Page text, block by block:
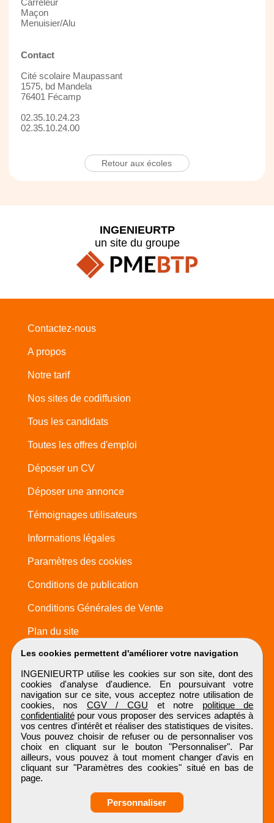
Maçon
Menuisier/Alu
Contact
Cité scolaire Maupassant
1575, bd Mandela
76401 Fécamp
02.35.10.24.23
02.35.10.24.00
Retour aux écoles
Les cookies permettent d'améliorer votre navigation
INGENIEURTP utilise les cookies sur son site, dont des
cookies d'analyse d'audience. En poursuivant votre
navigation sur ce site, vous acceptez notre utilisation de
cookies, nos CGV / CGU et notre politique de
confidentialitépour vous proposer des services adaptés à
vos centres d'intérêt et réaliser des statistiques de visites.
Vous pouvez choisir de refuser ou de personnaliser vos
choix en cliquant sur le bouton "Personnaliser". Par
ailleurs, vous pouvez à tout moment changer d'avis en
cliquant sur "Paramètres des cookies" situé en bas de
page.
Personnaliser
INGENIEURTP
un site du groupe
Contactez-nous
A propos
Notre tarif
Nos sites de codiffusion
Tous les candidats
Toutes les offres d'emploi
Déposer un CV
Déposer une annonce
Témoignages utilisateurs
Informations légales
Paramètres des cookies
Conditions de publication
Conditions Générales de Vente
Plan du site